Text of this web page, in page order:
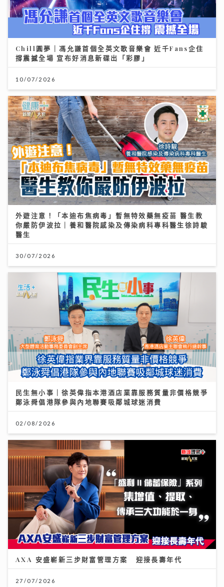
Chill圓夢｜馮允謙首個全英文歌音樂會 近千Fans企住
撐震撼全場 宣布好消息新碟出「彩膠」
10/07/2026
外遊注意！「本迪布焦病毒」暫無特效藥無疫苗 醫生教
你嚴防伊波拉｜養和醫院感染及傳染病科專科醫生徐詩駿
醫生
30/07/2026
民生無小事｜徐英偉指本港酒店業靠服務質量非價格競爭
鄭泳舜倡港隊參與內地聯賽吸鄰城球迷消費
02/08/2026
AXA 安盛嶄新三步財富管理方案 迎接長壽年代
27/07/2026